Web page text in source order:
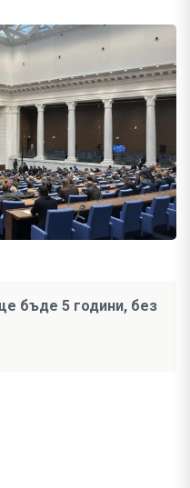
бъде 5 години, без